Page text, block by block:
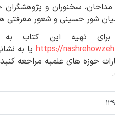
مداحان، سخنوران و
شور حسینی و شعور معرفتی
برای تهیه این کتاب
https:// یا به